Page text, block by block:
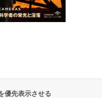
優先表示させる